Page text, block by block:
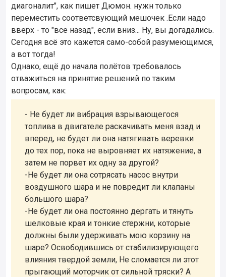
диагоналит", как пишет Дюмон. нужн только
переместить соответсвующий мешочек .Если надо
вверх - то "все назад", если вниз... Ну, вы догадались.
Сегодня всё это кажется само-собой разумеющимся,
а вот тогда!
Однако, ещё до начала полётов требовалось
отважиться на принятие решений по таким
вопросам, как:
- Не будет ли вибрация взрывающегося
топлива в двигателе раскачивать меня взад и
вперед, не будет ли она натягивать веревки
до тех пор, пока не выровняет их натяжение, а
затем не порвет их одну за другой?
-Не будет ли она сотрясать насос внутри
воздушного шара и не повредит ли клапаны
большого шара?
-Не будет ли она постоянно дергать и тянуть
шелковые края и тонкие стержни, которые
должны были удерживать мою корзину на
шаре? Освободившись от стабилизирующего
влияния твердой земли, Не сломается ли этот
прыгающий моторчик от сильной тряски? А